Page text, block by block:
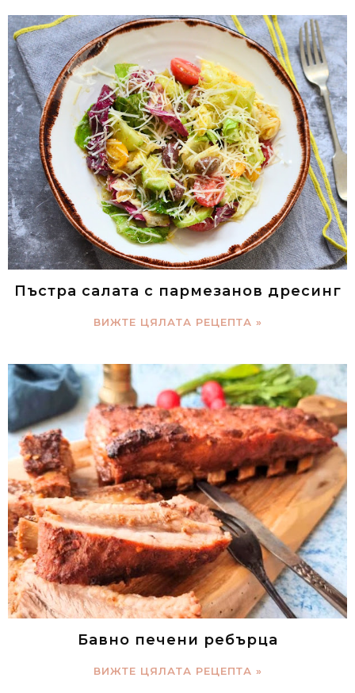
Пъстра салата с пармезанов дресинг
ВИЖТЕ ЦЯЛАТА РЕЦЕПТА »
Бавно печени ребърца
ВИЖТЕ ЦЯЛАТА РЕЦЕПТА »